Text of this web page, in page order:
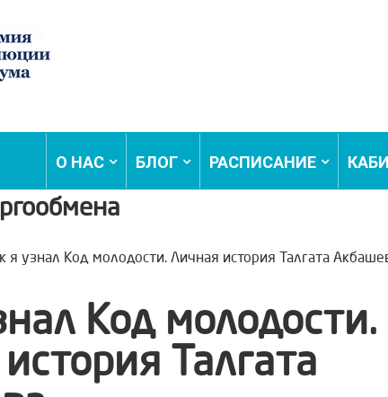
О НАС БЛОГ РАСПИСАНИЕ
я узнал Код молодости. Личная история Талгата
Код молодости.
Талгата